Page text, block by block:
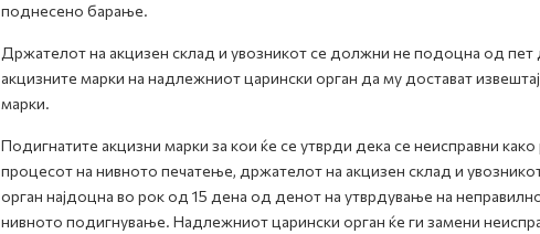
поднесено барање.
Држателот на акцизен склад и увозникот се должни не подоцна од пет
акцизните марки на надлежниот царински орган да му достават
марки.
Подигнатите акцизни марки за кои ќе се утврди дека се неисправни
процесот на нивното печатење, држателот на акцизен склад и
орган најдоцна во рок од 15 дена од денот на утврдување на
нивното подигнување. Надлежниот царински орган ќе ги замени